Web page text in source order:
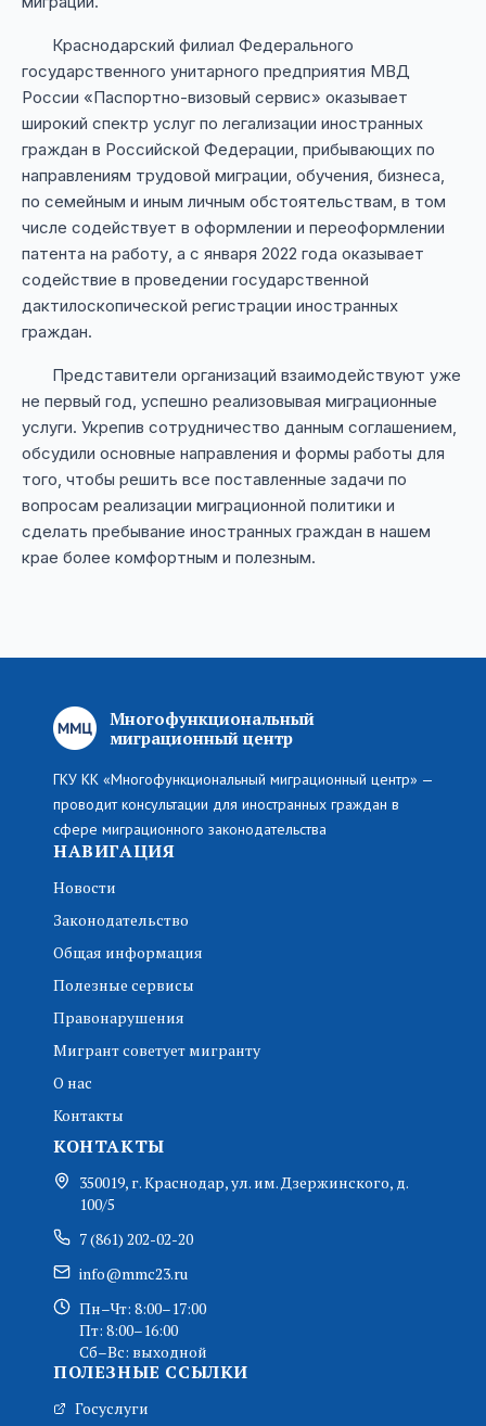
Краснодарский филиал Федерального
государственного унитарного предприятия МВД
России «Паспортно-визовый сервис» оказывает
широкий спектр услуг по легализации иностранных
граждан в Российской Федерации, прибывающих по
направлениям трудовой миграции, обучения, бизнеса,
по семейным и иным личным обстоятельствам, в том
числе содействует в оформлении и переоформлении
патента на работу, а с января 2022 года оказывает
содействие в проведении государственной
дактилоскопической регистрации иностранных
граждан.
Представители организаций взаимодействуют уже
не первый год, успешно реализовывая миграционные
услуги. Укрепив сотрудничество данным соглашением,
обсудили основные направления и формы работы для
того, чтобы решить все поставленные задачи по
вопросам реализации миграционной политики и
сделать пребывание иностранных граждан в нашем
крае более комфортным и полезным.
Многофункциональный
миграционный центр
ГКУ КК «Многофункциональный миграционный центр» —
проводит консультации для иностранных граждан в
сфере миграционного законодательства
НАВИГАЦИЯ
Новости
Законодательство
Общая информация
Полезные сервисы
Правонарушения
Мигрант советует мигранту
О нас
Контакты
КОНТАКТЫ
350019, г. Краснодар, ул. им. Дзержинского, д.
100/5
7 (861) 202-02-20
info@mmc23.ru
Пн–Чт: 8:00–17:00
Пт: 8:00–16:00
Сб–Вс: выходной
ПОЛЕЗНЫЕ ССЫЛКИ
Госуслуги